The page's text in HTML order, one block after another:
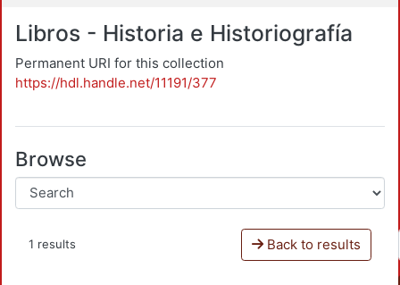
Libros - Historia e Historiografía
Permanent URI for this collection
https://hdl.handle.net/11191/377
Browse
1 results Back to results